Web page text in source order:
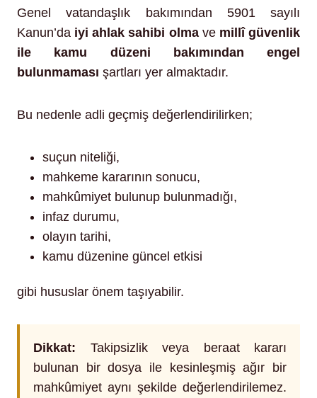
Genel vatandaşlık bakımından 5901 sayılı
Kanun’da iyi ahlak sahibi olmave millî güvenlik
ile kamu düzeni bakımından engel
bulunmaması şartları yer almaktadır.
Bu nedenle adli geçmiş değerlendirilirken;
suçun niteliği,
mahkeme kararının sonucu,
mahkûmiyet bulunup bulunmadığı,
infaz durumu,
olayın tarihi,
kamu düzenine güncel etkisi
gibi hususlar önem taşıyabilir.
Dikkat: Takipsizlik veya beraat kararı
bulunan bir dosya ile kesinleşmiş ağır bir
mahkûmiyet aynı şekilde değerlendirilemez.